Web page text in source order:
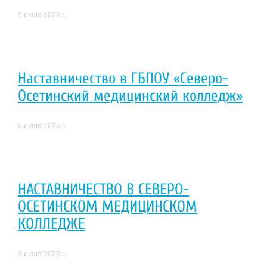
9 июля 2026 г.
Наставничество в ГБПОУ «Северо-
Осетинский медицинский колледж»
6 июля 2026 г.
НАСТАВНИЧЕСТВО В СЕВЕРО-
ОСЕТИНСКОМ МЕДИЦИНСКОМ
КОЛЛЕДЖЕ
3 июля 2026 г.